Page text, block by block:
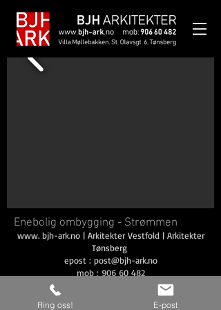
Enebolig ombygging - Strømmen
www. bjh-ark.no | Arkitekter Vestfold | Arkitekter
Tønsberg
epost : post@bjh-ark.no
mob : 906 60 482
Ring oss! E-post